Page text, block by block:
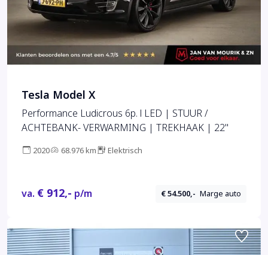
Tesla Model X
Performance Ludicrous 6p. l LED | STUUR /
ACHTEBANK- VERWARMING | TREKHAAK | 22"
2020 68.976 km Elektrisch
va. € 912,- p/m € 54.500,- Marge auto